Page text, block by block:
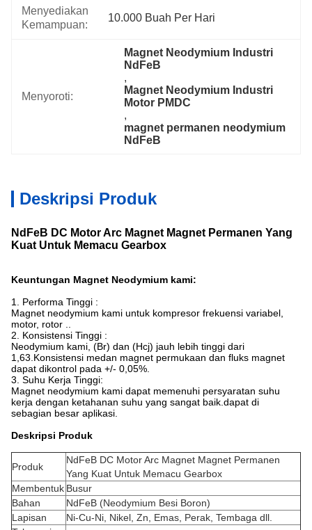
Menyediakan
Kemampuan:
10.000 Buah Per Hari
Menyoroti:
Magnet Neodymium Industri
NdFeB
,
Magnet Neodymium Industri
Motor PMDC
,
magnet permanen neodymium
NdFeB
Deskripsi Produk
NdFeB DC Motor Arc Magnet Magnet Permanen Yang
Kuat Untuk Memacu Gearbox
Keuntungan Magnet Neodymium kami:
1. Performa Tinggi :
Magnet neodymium kami untuk kompresor frekuensi variabel,
motor, rotor ..
2. Konsistensi Tinggi :
Neodymium kami, (Br) dan (Hcj) jauh lebih tinggi dari
1,63.Konsistensi medan magnet permukaan dan fluks magnet
dapat dikontrol pada +/- 0,05%.
3. Suhu Kerja Tinggi:
Magnet neodymium kami dapat memenuhi persyaratan suhu
kerja dengan ketahanan suhu yang sangat baik.dapat di
sebagian besar aplikasi.
Deskripsi Produk
Produk
NdFeB DC Motor Arc Magnet Magnet Permanen
Yang Kuat Untuk Memacu Gearbox
Membentuk Busur
Bahan
NdFeB (Neodymium Besi Boron)
Lapisan
Ni-Cu-Ni, Nikel, Zn, Emas, Perak, Tembaga dll.